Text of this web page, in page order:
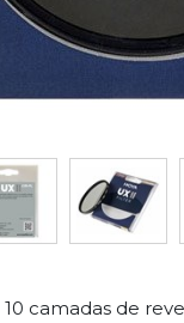
camadas de